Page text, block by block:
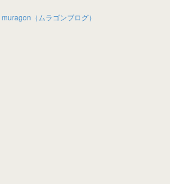
muragon（ムラゴンブログ）